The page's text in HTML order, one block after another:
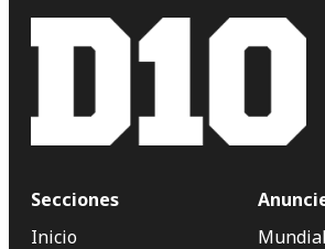
Secciones
Inicio